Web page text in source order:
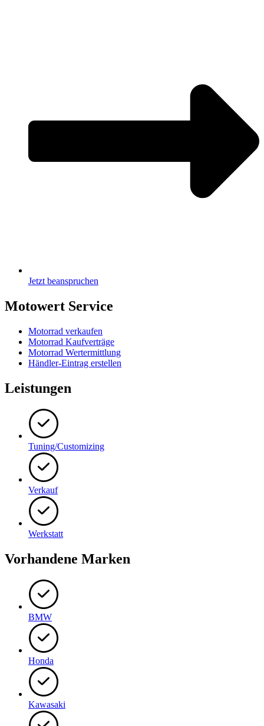
Jetzt beanspruchen
Motowert Service
Motorrad verkaufen
Motorrad Kaufverträge
Motorrad Wertermittlung
Händler-Eintrag erstellen
Leistungen
Tuning/Customizing
Verkauf
Werkstatt
Vorhandene Marken
BMW
Honda
Kawasaki